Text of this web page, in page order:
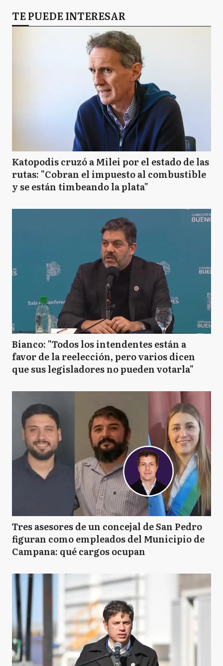
TE PUEDE INTERESAR
Katopodis cruzó a Milei por el estado de las
rutas: "Cobran el impuesto al combustible
y se están timbeando la plata"
Bianco: "Todos los intendentes están a
favor de la reelección, pero varios dicen
que sus legisladores no pueden votarla"
Tres asesores de un concejal de San Pedro
figuran como empleados del Municipio de
Campana: qué cargos ocupan